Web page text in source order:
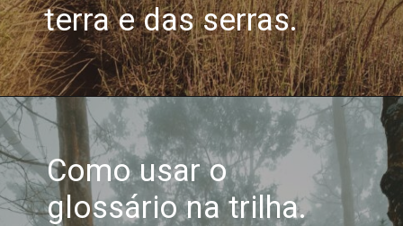
terra e das serras.
Como usar o
glossário na trilha.